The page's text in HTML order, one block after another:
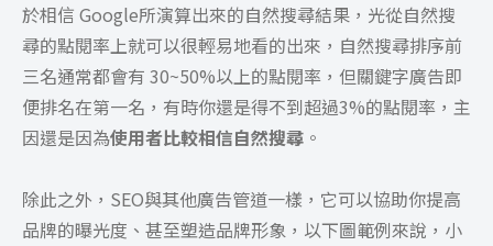
於相信 Google所演算出來的自然搜尋結果，光從自然搜
尋的點閱率上就可以很輕易地看的出來，自然搜尋排序前
三名通常都會有 30~50%以上的點閱率，但關鍵字廣告即
便排名在第一名，有時你還是得不到超過3%的點閱率，主
因還是因為使用者比較相信自然搜尋 。
除此之外，SEO與其他廣告管道一樣，它可以協助你提高
品牌的曝光度、甚至塑造品牌形象，以下圖範例來說，小